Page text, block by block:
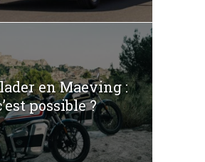
en Maeving :
possible ?